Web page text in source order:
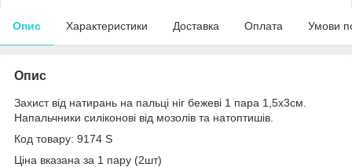
Опис Характеристики Доставка Оплата Умови
Опис
Захист від натирань на пальці ніг бежеві 1 пара 1,5х3см.
Напальчники силіконові від мозолів та натоптишів.
Код товару: 9174 S
Ціна вказана за 1 пару (2шт)